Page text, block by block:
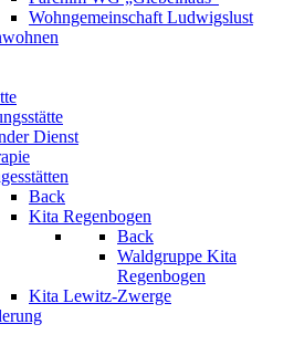
Wohngemeinschaft Ludwigslust
Dienst
Back
Kita Regenbogen
Back
Waldgruppe Kita
Regenbogen
Kita Lewitz-Zwerge